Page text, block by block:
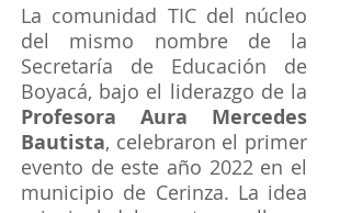
La comunidad TIC del núcleo
del mismo nombre de la
Secretaría de Educación de
Boyacá, bajo el liderazgo de la
Profesora Aura Mercedes
Bautista, celebraron el primer
evento de este año 2022 en el
municipio de Cerinza. La idea